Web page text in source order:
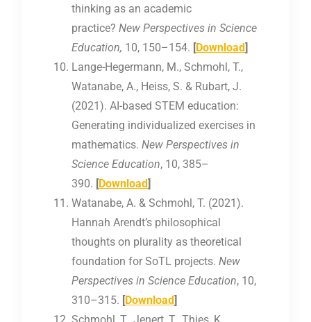
thinking as an academic
practice?New Perspectives in Science
Education, 10, 150–154. [Download]
Lange-Hegermann, M., Schmohl, T.,
Watanabe, A., Heiss, S. & Rubart, J.
(2021). AI-based STEM education:
Generating individualized exercises in
mathematics.New Perspectives in
Science Education, 10, 385–
390. [Download]
Watanabe, A. & Schmohl, T. (2021).
Hannah Arendt’s philosophical
thoughts on plurality as theoretical
foundation for SoTL projects.New
Perspectives in Science Education, 10,
310–315. [Download]